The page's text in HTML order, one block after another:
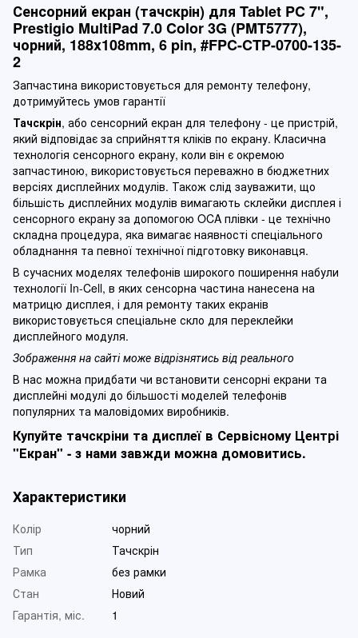
Сенсорний екран (тачскрін) для Tablet PC 7",
Prestigio MultiPad 7.0 Color 3G (PMT5777),
чорний, 188x108mm, 6 pin, #FPC-CTP-0700-135-
2
Запчастина використовується для ремонту телефону,
дотримуйтесь умов гарантії
Тачскрін, або сенсорний екран для телефону - це пристрій,
який відповідає за сприйняття кліків по екрану. Класична
технологія сенсорного екрану, коли він є окремою
запчастиною, використовується переважно в бюджетних
версіях дисплейних модулів. Також слід зауважити, що
більшість дисплейних модулів вимагають склейки дисплея і
сенсорного екрану за допомогою OCA плівки - це технічно
складна процедура, яка вимагає наявності спеціального
обладнання та певної технічної підготовку виконавця.
В сучасних моделях телефонів широкого поширення набули
технології In-Cell, в яких сенсорна частина нанесена на
матрицю дисплея, і для ремонту таких екранів
використовується спеціальне скло для переклейки
дисплейного модуля.
Зображення на сайті може відрізнятись від реального
В нас можна придбати чи встановити сенсорні екрани та
дисплейні модулі до більшості моделей телефонів
популярних та маловідомих виробників.
Купуйте тачскріни та дисплеї в Сервісному Центрі
"Екран" - з нами завжди можна домовитись.
Характеристики
Колір
чорний
Тип
Тачскрін
Рамка
без рамки
Стан
Новий
Гарантія, міс.
1